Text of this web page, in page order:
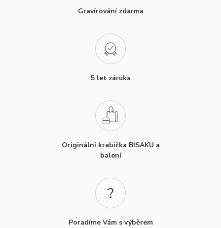
Gravírování zdarma
5 let záruka
Originální krabička BISAKU a
balení
Poradíme Vám s výběrem